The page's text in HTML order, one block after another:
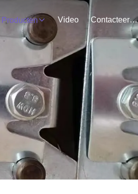
Producten Video Contacteer Ons